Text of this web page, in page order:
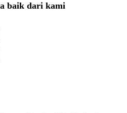
baik dari kami